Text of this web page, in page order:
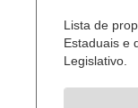
Lista de
Estaduais e
Legislativo.